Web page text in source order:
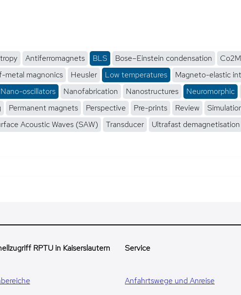
Antiferromagnets BLS Bose–Einstein condensation
metal magnonics Heusler Low temperatures Magneto-elastic
Nano-oscillators Nanofabrication Nanostructures Neuromorphic
Permanent magnets Perspective Pre-prints Review
Acoustic Waves (SAW) Transducer Ultrafast demagnetisation
RPTU in Kaiserslautern Service
Anfahrtswege und Anreise